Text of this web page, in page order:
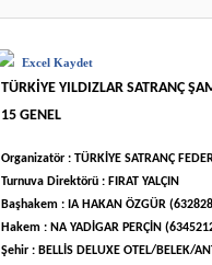
Excel Kaydet
TÜRKİYE YILDIZLAR SATRANÇ
15 GENEL
Organizatör : TÜRKİYE SATRANÇ
Turnuva Direktörü : FIRAT YALÇIN
Başhakem : IA HAKAN ÖZGÜR
Hakem : NA YADİGAR PERÇİN
Şehir : BELLİS DELUXE OTEL/BELEK/